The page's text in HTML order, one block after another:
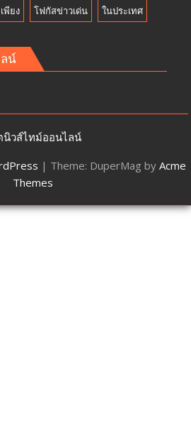
พียง โฟกัสข่าวเด่น ในประเทศ
น์
นิวส์ไทม์ออนไลน์
| Theme: DuperMag by Acme
Themes